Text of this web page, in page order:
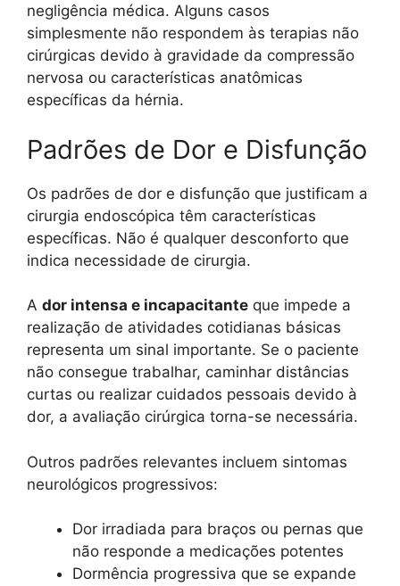
negligência médica. Alguns casos
simplesmente não respondem às terapias não
cirúrgicas devido à gravidade da compressão
nervosa ou características anatômicas
específicas da hérnia.
Padrões de Dor e Disfunção
Os padrões de dor e disfunção que justificam a
cirurgia endoscópica têm características
específicas. Não é qualquer desconforto que
indica necessidade de cirurgia.
A dor intensa e incapacitante que impede a
realização de atividades cotidianas básicas
representa um sinal importante. Se o paciente
não consegue trabalhar, caminhar distâncias
curtas ou realizar cuidados pessoais devido à
dor, a avaliação cirúrgica torna-se necessária.
Outros padrões relevantes incluem sintomas
neurológicos progressivos:
Dor irradiada para braços ou pernas que
não responde a medicações potentes
Dormência progressiva que se expande